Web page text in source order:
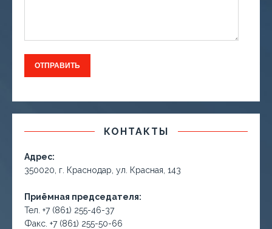
КОНТАКТЫ
Адрес:
350020, г. Краснодар, ул. Красная, 143
Приёмная председателя:
Тел. +7 (861) 255-46-37
Факс. +7 (861) 255-50-66